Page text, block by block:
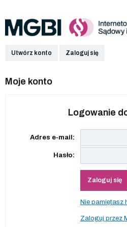
Utwórz konto Zaloguj się
Moje konto
Logowanie
Adres e-mail:
Hasło:
Zaloguj się
Nie pamiętasz
Zaloguj przez